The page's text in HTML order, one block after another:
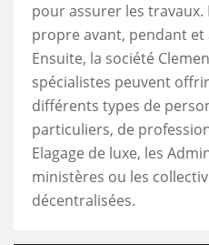
pour assurer les
propre avant, pendant et
Ensuite, la société
spécialistes peuvent
différents types de
particuliers, de
Elagage de luxe, les
ministères ou les
décentralisées.